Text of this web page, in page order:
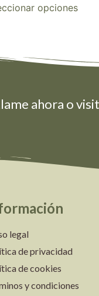
opciones
ahora o
legal
de privacidad
de cookies
y condiciones